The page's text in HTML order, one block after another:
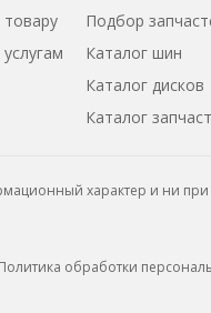
Подбор
Каталог шин
Каталог дисков
Каталог
характер и ни
Политика обработки